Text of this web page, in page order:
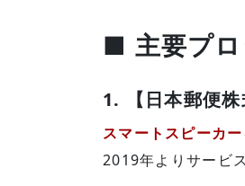
■ 主要プ
1. 【日本郵便株
スマートスピーカ
2019年よりサービ